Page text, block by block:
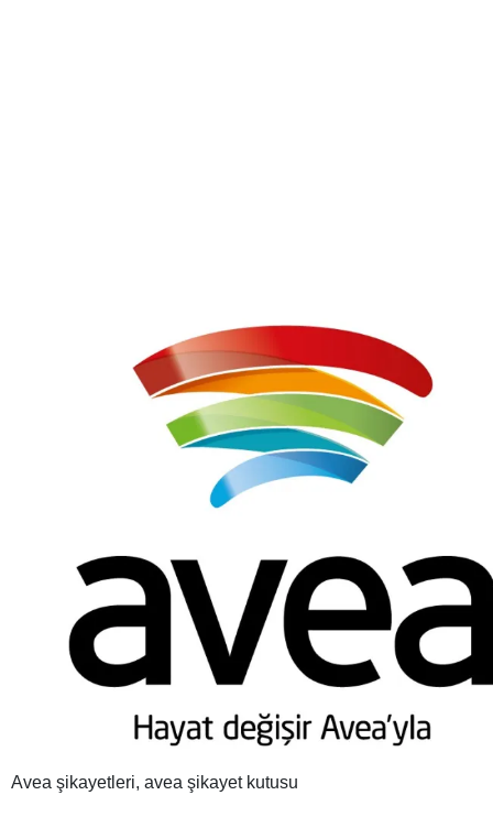
Avea şikayetleri, avea şikayet kutusu